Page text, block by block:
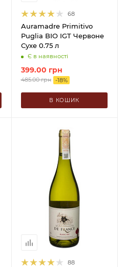
68
Auramadre Primitivo
Puglia BIO IGT Червоне
Сухе 0.75 л
Є в наявності
399.00 грн
485.00грн -18%
В КОШИК
88